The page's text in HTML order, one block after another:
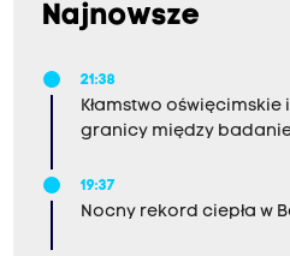
Najnowsze
21:38
Kłamstwo oświęcimskie
granicy między
19:37
Nocny rekord ciepła w